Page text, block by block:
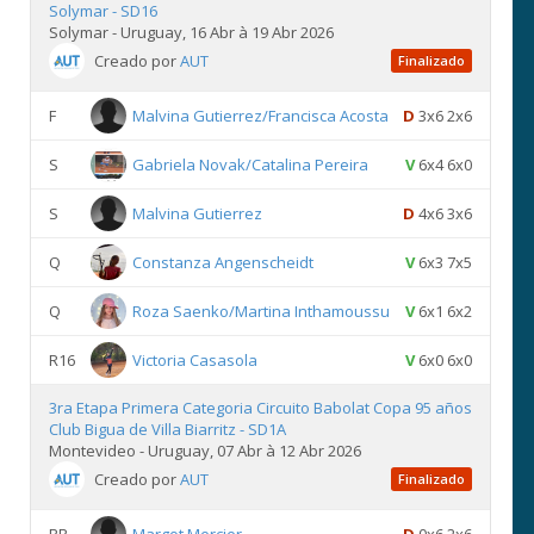
Solymar - SD16
Solymar - Uruguay, 16 Abr à 19 Abr 2026
Creado porAUT Finalizado
F Malvina Gutierrez/Francisca Acosta D 3x6 2x6
S Gabriela Novak/Catalina Pereira V6x4 6x0
S Malvina Gutierrez D 4x6 3x6
Q Constanza Angenscheidt V6x3 7x5
Q Roza Saenko/Martina Inthamoussu V6x1 6x2
R16 Victoria Casasola V6x0 6x0
3ra Etapa Primera Categoria Circuito Babolat Copa 95 años
Club Bigua de Villa Biarritz - SD1A
Montevideo - Uruguay, 07 Abr à 12 Abr 2026
Creado porAUT Finalizado